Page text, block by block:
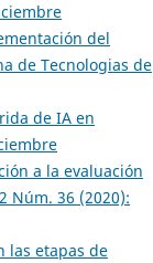
del
de Tecnologias de
de IA en
a la evaluación
Núm. 36 (2020):
las etapas de